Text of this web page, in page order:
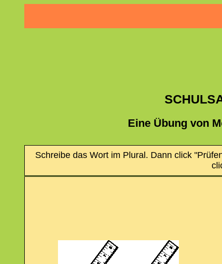
Eine Übung von
Schreibe das Wort im Plural. Dann click